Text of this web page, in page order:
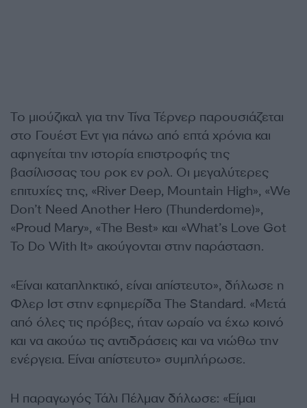
Το μιούζικαλ για την Τίνα Τέρνερ παρουσιάζεται
στο Γουέστ Εντ για πάνω από επτά χρόνια και
αφηγείται την ιστορία επιστροφής της
βασίλισσας του ροκ εν ρολ. Οι μεγαλύτερες
επιτυχίες της, «River Deep, Mountain High», «We
Don’t Need Another Hero (Thunderdome)»,
«Proud Mary», «The Best» και «What’s Love Got
To Do With It» ακούγονται στην παράσταση.
«Είναι καταπληκτικό, είναι απίστευτο», δήλωσε η
Φλερ Ιστ στην εφημερίδα The Standard. «Μετά
από όλες τις πρόβες, ήταν ωραίο να έχω κοινό
και να ακούω τις αντιδράσεις και να νιώθω την
ενέργεια. Είναι απίστευτο» συμπλήρωσε.
Η παραγωγός Τάλι Πέλμαν δήλωσε: «Είμαι